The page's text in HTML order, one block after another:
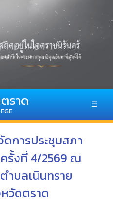
ราด ☰
การประชุมสภา
รั้งที่ 4/2569 ณ
ำบลเนินทราย
วัดตราด